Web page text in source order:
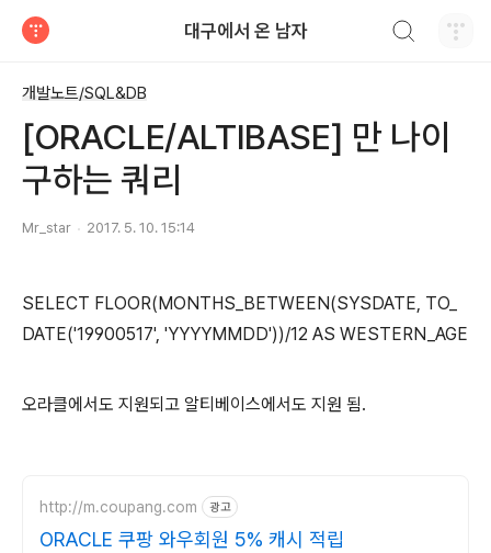
대구에서 온 남자
개발노트/SQL&DB
[ORACLE/ALTIBASE] 만 나이
구하는 쿼리
Mr_star 2017. 5. 10. 15:14
SELECT FLOOR(MONTHS_BETWEEN(SYSDATE, TO_
DATE('19900517', 'YYYYMMDD'))/12 AS WESTERN_AGE
오라클에서도 지원되고 알티베이스에서도 지원 됨.
http://m.coupang.com 광고
ORACLE 쿠팡 와우회원 5% 캐시 적립